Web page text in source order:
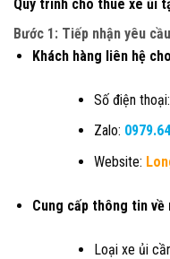
Quy trình cho thuê xe ủi
Bước 1: Tiếp nhận yêu
Khách hàng liên hệ
Số điện thoại:
Zalo:
Website:
Cung cấp thông tin về
Loại xe ủi